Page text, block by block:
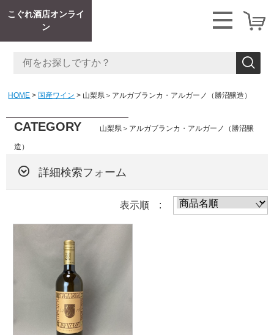
こぐれ酒店オンライ
ン
HOME 国産ワイン 山梨県＞アルガブランカ・アルガーノ（勝沼醸造）
CATEGORY 山梨県＞アルガブランカ・アルガーノ（勝沼醸
造）
詳細検索フォーム
表示順 :